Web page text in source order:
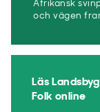
Afrikansk
och vägen
Läs
Folk online